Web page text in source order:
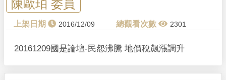
V
i
d
陳歐珀 委員
2016/12/09 2301
20161209國是論壇-民怨沸騰 地價稅飆漲調升